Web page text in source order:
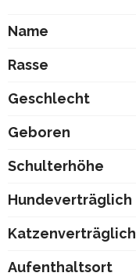
Name
Rasse
Geschlecht
Geboren
Schulterhöhe
Hundeverträglich
Katzenverträglich
Aufenthaltsort